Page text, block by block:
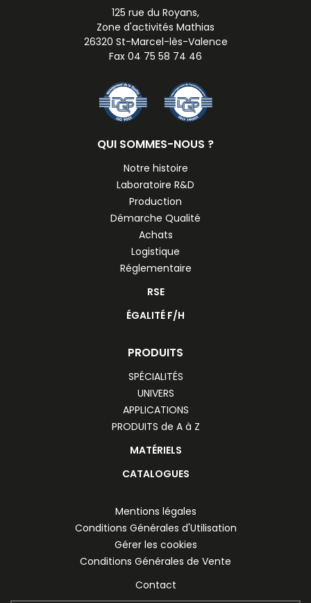
125 rue du Royans,
Zone d'activités Mathias
26320 St-Marcel-lès-Valence
Fax 04 75 58 74 46
QUI SOMMES-NOUS ?
Notre histoire
Laboratoire R&D
Production
Démarche Qualité
Achats
Logistique
Réglementaire
RSE
ÉGALITÉ F/H
PRODUITS
SPÉCIALITÉS
UNIVERS
APPLICATIONS
PRODUITS de A à Z
MATÉRIELS
CATALOGUES
Mentions légales
Conditions Générales d'Utilisation
Gérer les cookies
Conditions Générales de Vente
Contact